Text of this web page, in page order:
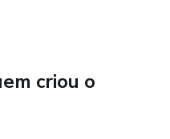
10 mil por mês
criou o